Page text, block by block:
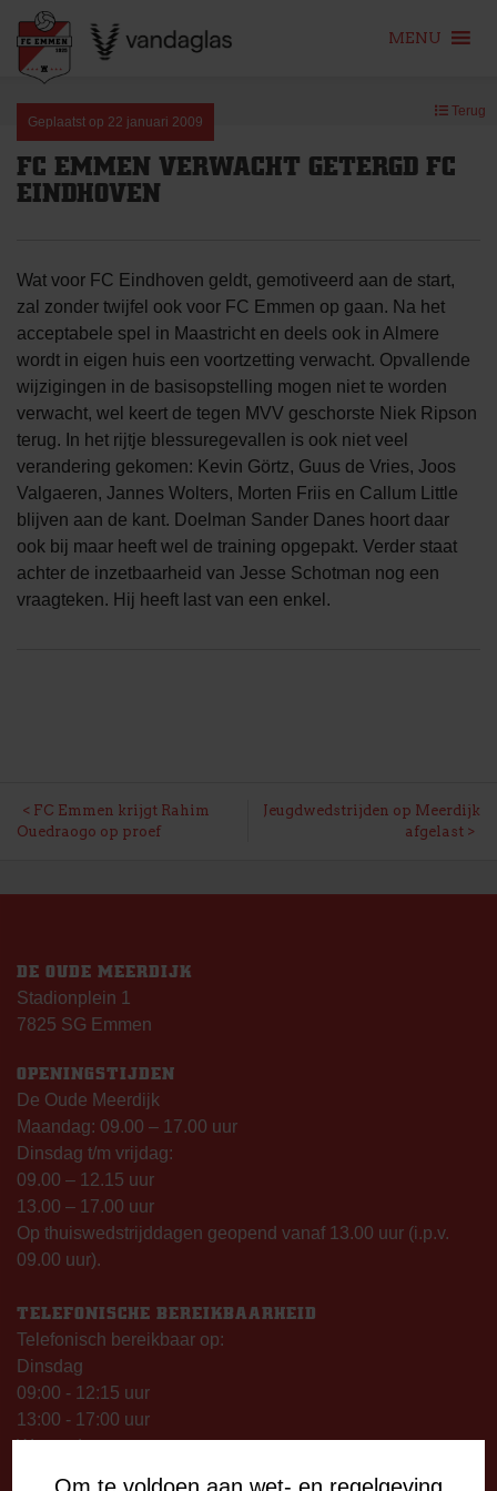
Om te voldoen aan wet- en regelgeving
content
MENU
Geplaatst op 22 januari 2009
Terug
FC EMMEN VERWACHT GETERGD FC
EINDHOVEN
Wat voor FC Eindhoven geldt, gemotiveerd aan de start,
zal zonder twijfel ook voor FC Emmen op gaan. Na het
acceptabele spel in Maastricht en deels ook in Almere
wordt in eigen huis een voortzetting verwacht. Opvallende
wijzigingen in de basisopstelling mogen niet te worden
verwacht, wel keert de tegen MVV geschorste Niek Ripson
terug. In het rijtje blessuregevallen is ook niet veel
verandering gekomen: Kevin Görtz, Guus de Vries, Joos
Valgaeren, Jannes Wolters, Morten Friis en Callum Little
blijven aan de kant. Doelman Sander Danes hoort daar
ook bij maar heeft wel de training opgepakt. Verder staat
achter de inzetbaarheid van Jesse Schotman nog een
vraagteken. Hij heeft last van een enkel.
BERICHT
FC Emmen krijgt Rahim
Ouedraogo op proef
Jeugdwedstrijden op Meerdijk
afgelast
DE OUDE MEERDIJK
Stadionplein 1
7825 SG Emmen
OPENINGSTIJDEN
De Oude Meerdijk
Maandag: 09.00 – 17.00 uur
Dinsdag t/m vrijdag:
09.00 – 12.15 uur
13.00 – 17.00 uur
Op thuiswedstrijddagen geopend vanaf 13.00 uur (i.p.v.
09.00 uur).
TELEFONISCHE BEREIKBAARHEID
Telefonisch bereikbaar op:
Dinsdag
09:00 - 12:15 uur
13:00 - 17:00 uur
Woensdag